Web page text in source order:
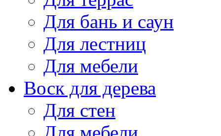
Для бань и саун
Для лестниц
Для мебели
Воск для дерева
Для стен